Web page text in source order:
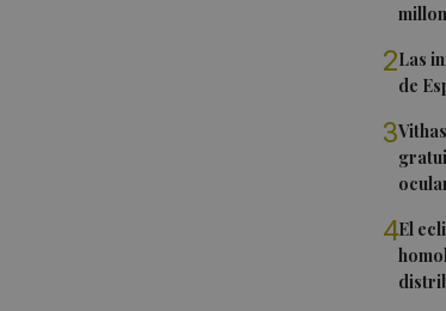
2Las
de
3
4El